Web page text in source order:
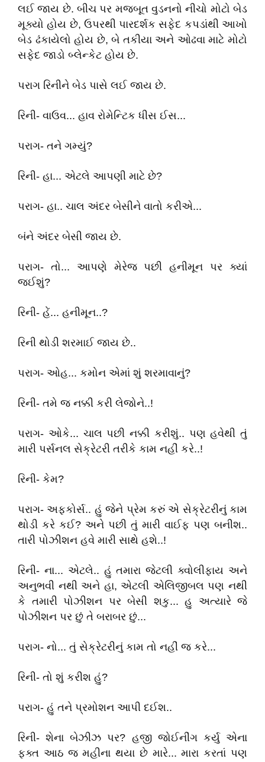
લઈ જાય છે. બીચ પર મજબૂત વુડનનો નીચો મોટો બેડ
મૂક્યો હોય છે, ઉપરથી પારદર્શક સફેદ કપડાંથી આખો
બેડ ઢંકાયેલો હોય છે, બે તકીયા અને ઓઢવા માટે મોટો
સફેદ જાડો બ્લેન્કેટ હોય છે.
પરાગ રિનીને બેડ પાસે લઈ જાય છે.
રિની- વાઉવ... હાવ રોમેન્ટિક ધીસ ઈસ...
પરાગ- તને ગમ્યું?
રિની- હા... એટલે આપણી માટે છે?
પરાગ- હા.. ચાલ અંદર બેસીને વાતો કરીએ...
બંને અંદર બેસી જાય છે.
પરાગ- તો... આપણે મેરેજ પછી હનીમૂન પર ક્યાં
જઈશું?
રિની- હેં... હનીમૂન..?
રિની થોડી શરમાઈ જાય છે..
પરાગ- ઓહ... કમોન એમાં શું શરમાવાનું?
રિની- તમે જ નક્કી કરી લેજોને..!
પરાગ- ઓકે... ચાલ પછી નક્કી કરીશું.. પણ હવેથી તું
મારી પર્સનલ સેક્રેટરી તરીકે કામ નહીં કરે..!
રિની- કેમ?
પરાગ- અફકોર્સ.. હું જેને પ્રેમ કરું એ સેક્રેટરીનું કામ
થોડી કરે કઈ? અને પછી તું મારી વાઈફ પણ બનીશ..
તારી પોઝીશન હવે મારી સાથે હશે..!
રિની- ના... એટલે.. હું તમારા જેટલી ક્વોલીફાય અને
અનુભવી નથી અને હા, એટલી એલિજીબલ પણ નથી
કે તમારી પોઝીશન પર બેસી શકુ... હુ અત્યારે જે
પોઝીશન પર છું તે બરાબર છું...
પરાગ- નો... તું સેક્રેટરીનું કામ તો નહીં જ કરે...
રિની- તો શું કરીશ હું?
પરાગ- હું તને પ્રમોશન આપી દઈશ..
રિની- શેના બેઝીઝ પર? હજી જોઈનીંગ કર્યુ એના
ફક્ત આઠ જ મહીના થયા છે મારે... મારા કરતાં પણ